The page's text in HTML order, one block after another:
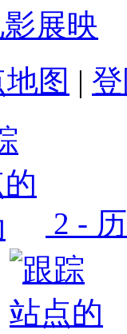
展映
图 |
2 -